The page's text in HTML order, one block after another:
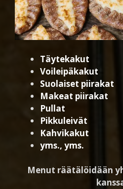
Täytekakut
Voileipäkakut
Suolaiset piirakat
Makeat piirakat
Pullat
Pikkuleivät
Kahvikakut
yms., yms.
Menut räätälöidään